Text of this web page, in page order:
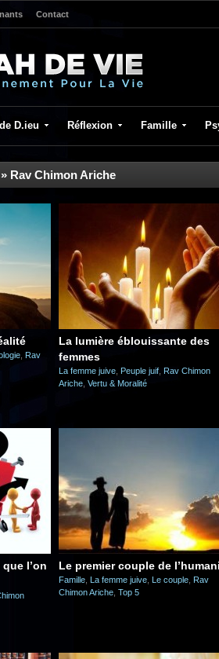
Contact
D.ieu Réflexion Famille
» Rav Chimon Ariche
Rav
La lumière éblouissante des
femmes
La femme juive Peuple juif Rav Chimon
Ariche Vertu & Moralité
l’on
Le premier couple de
Famille La femme juive Le couple Rav
Chimon Ariche Top 5